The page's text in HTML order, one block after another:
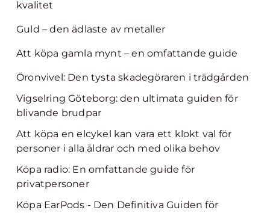
kvalitet
Guld – den ädlaste av metaller
Att köpa gamla mynt – en omfattande guide
Öronvivel: Den tysta skadegöraren i trädgården
Vigselring Göteborg: den ultimata guiden för
blivande brudpar
Att köpa en elcykel kan vara ett klokt val för
personer i alla åldrar och med olika behov
Köpa radio: En omfattande guide för
privatpersoner
Köpa EarPods - Den Definitiva Guiden för